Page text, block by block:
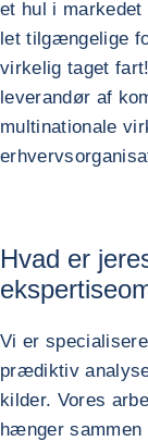
et hul i
let tilgængelige
virkelig taget
leverandør af
multinationale
Hvad er
Vi er
prædiktiv
kilder. Vores
hænger sammen